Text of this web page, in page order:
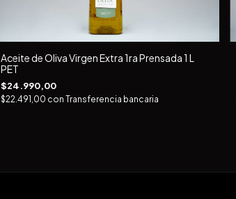
Aceite de Oliva Virgen Extra 1ra Prensada 1 L
PET
$24.990,00
$22.491,00 con Transferencia bancaria